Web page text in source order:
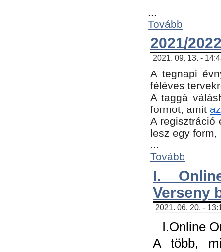
...
Tovább
2021/
2021. 09. 13. -
A tegnapi
féléves
A taggá
formot, amit
A regisztráció
lesz egy
...
Tovább
I.
Verseny
2021. 06. 20. -
I.Online
A több,